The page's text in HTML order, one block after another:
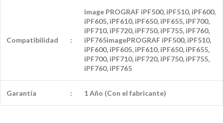
Compatibilidad :
image PROGRAF iPF500, iPF510, iPF600,
iPF605, iPF610, iPF650, iPF655, iPF700,
iPF710, iPF720, iPF750, iPF755, iPF760,
iPF765imagePROGRAF iPF500, iPF510,
iPF600, iPF605, iPF610, iPF650, iPF655,
iPF700, iPF710, iPF720, iPF750, iPF755,
iPF760, iPF765
Garantía : 1 Año (Con el fabricante)